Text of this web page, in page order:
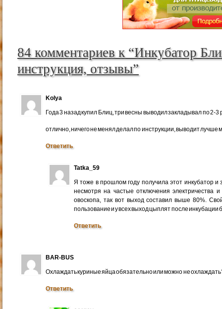
84 комментариев к “Инкубатор
инструкция, отзывы”
Kolya
Года 3 назад купил Блиц, три весны выводил закладывал по 2-
отлично, ничего не менял делал по инструкции, выводит лучше
Ответить
Tatka_59
Я тоже в прошлом году получила этот инкубатор
несмотря на частые отключения электричества
овоскопа, так вот выход составил выше 80%.
пользование и у всех выход цыплят после инкубации
Ответить
BAR-BUS
Охлаждать куриные яйца обязательно или можно не
Ответить